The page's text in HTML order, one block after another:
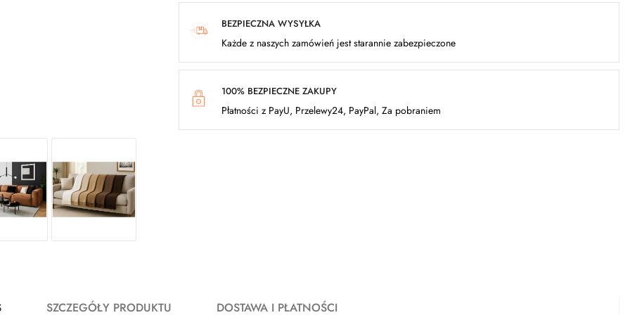
BEZPIECZNA WYSYŁKA
Każde z naszych zamówień jest starannie zabezpieczone
100% BEZPIECZNE ZAKUPY
Płatności z PayU, Przelewy24, PayPal, Za pobraniem
SZCZEGÓŁY PRODUKTU DOSTAWA I PŁATNOŚCI